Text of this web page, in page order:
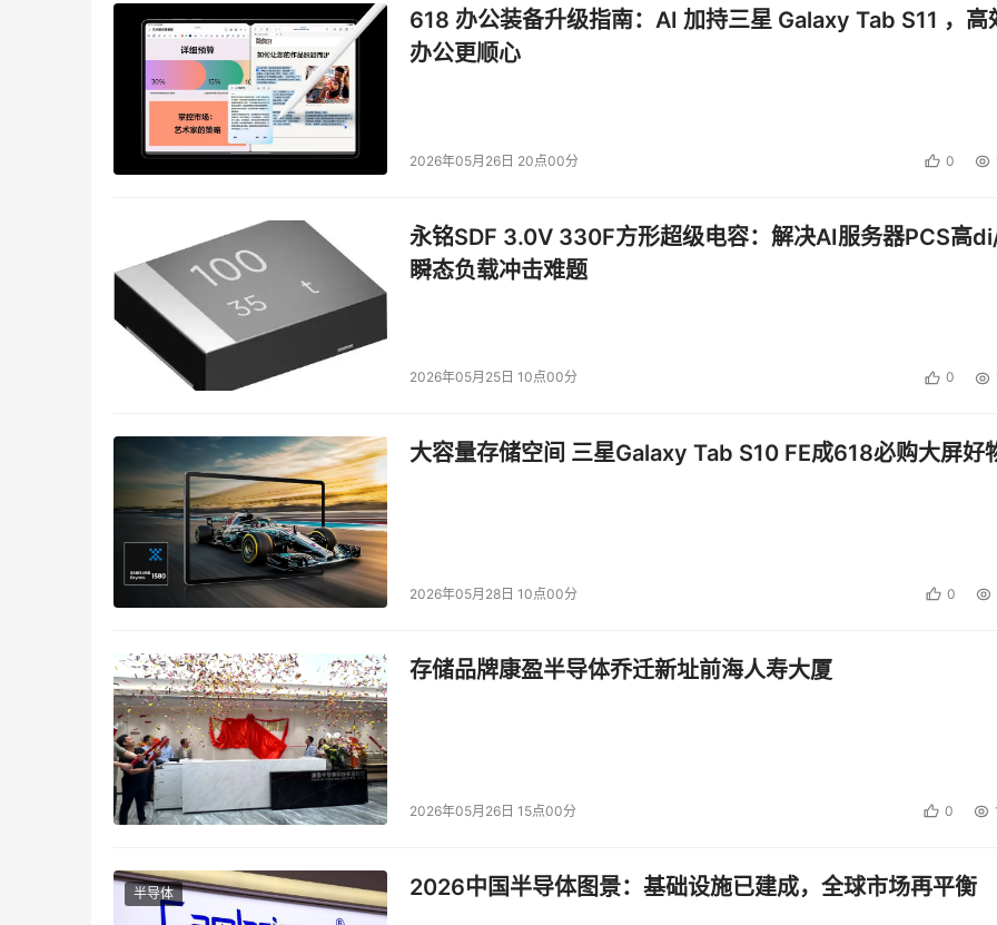
618 办公装备升级指南：AI 加持三星 Galaxy Tab S11 ，高
办公更顺心
2026年05月26日 20点00分 0
永铭SDF 3.0V 330F方形超级电容：解决AI服务器PCS高
瞬态负载冲击难题
2026年05月25日 10点00分 0
大容量存储空间 三星Galaxy Tab S10 FE成618必购大屏好
2026年05月28日 10点00分 0
存储品牌康盈半导体乔迁新址前海人寿大厦
2026年05月26日 15点00分 0
半导体 2026中国半导体图景：基础设施已建成，全球市场再平衡